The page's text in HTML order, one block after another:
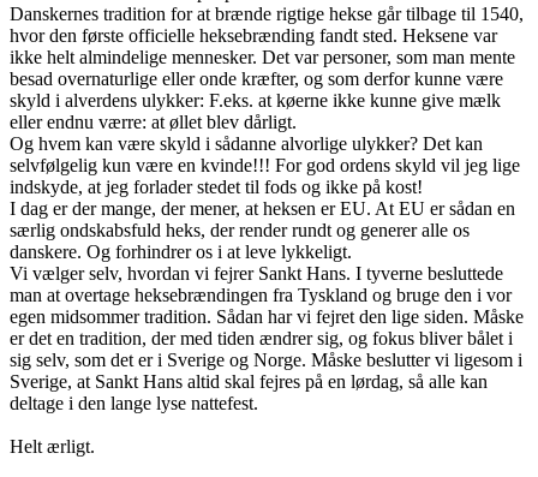
Danskernes tradition for at brænde rigtige hekse går tilbage til 1540,
hvor den første officielle heksebrænding fandt sted. Heksene var
ikke helt almindelige mennesker. Det var personer, som man mente
besad overnaturlige eller onde kræfter, og som derfor kunne være
skyld i alverdens ulykker: F.eks. at køerne ikke kunne give mælk
eller endnu værre: at øllet blev dårligt.
Og hvem kan være skyld i sådanne alvorlige ulykker? Det kan
selvfølgelig kun være en kvinde!!! For god ordens skyld vil jeg lige
indskyde, at jeg forlader stedet til fods og ikke på kost!
I dag er der mange, der mener, at heksen er EU. At EU er sådan en
særlig ondskabsfuld heks, der render rundt og generer alle os
danskere. Og forhindrer os i at leve lykkeligt.
Vi vælger selv, hvordan vi fejrer Sankt Hans. I tyverne besluttede
man at overtage heksebrændingen fra Tyskland og bruge den i vor
egen midsommer tradition. Sådan har vi fejret den lige siden. Måske
er det en tradition, der med tiden ændrer sig, og fokus bliver bålet i
sig selv, som det er i Sverige og Norge. Måske beslutter vi ligesom i
Sverige, at Sankt Hans altid skal fejres på en lørdag, så alle kan
deltage i den lange lyse nattefest.
Helt ærligt.